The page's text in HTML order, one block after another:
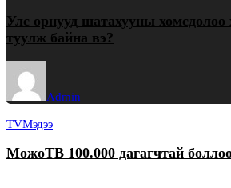
Улс орнууд шатахууны хомсдолоо
туулж байна вэ?
Admin
TVМэдээ
МожоТВ 100.000 дагагчтай